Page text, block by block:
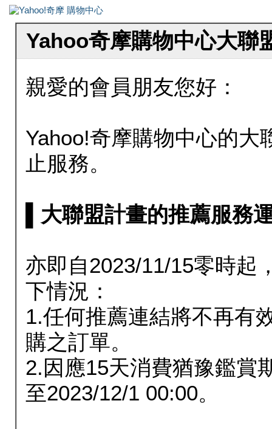
Yahoo奇摩購物中心大聯
親愛的會員朋友您好：
Yahoo!奇摩購物中心的大
止服務。
▌大聯盟計畫的推薦服務
亦即自2023/11/15零時起
下情況：
1.任何推薦連結將不再有
購之訂單。
2.因應15天消費猶豫鑑賞
至2023/12/1 00:00。